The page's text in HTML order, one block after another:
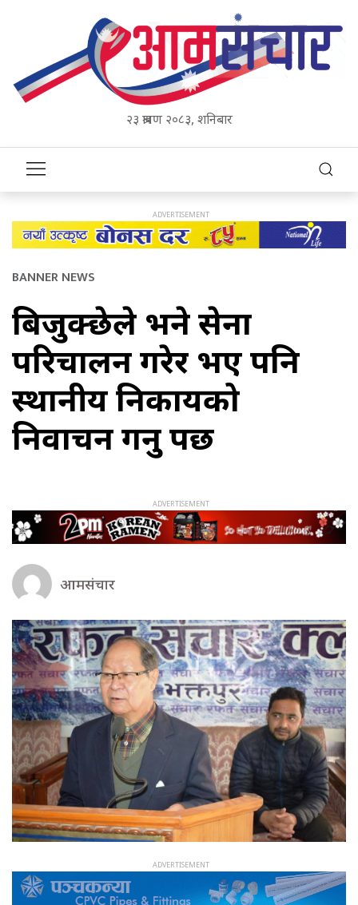
२३ श्रावण २०८३, शनिबार
BANNER NEWS
बिजुक्छेले भने सेना
परिचालन गरेर भए पनि
स्थानीय निकायको
निर्वाचन गर्नु पर्छ
आमसंचार